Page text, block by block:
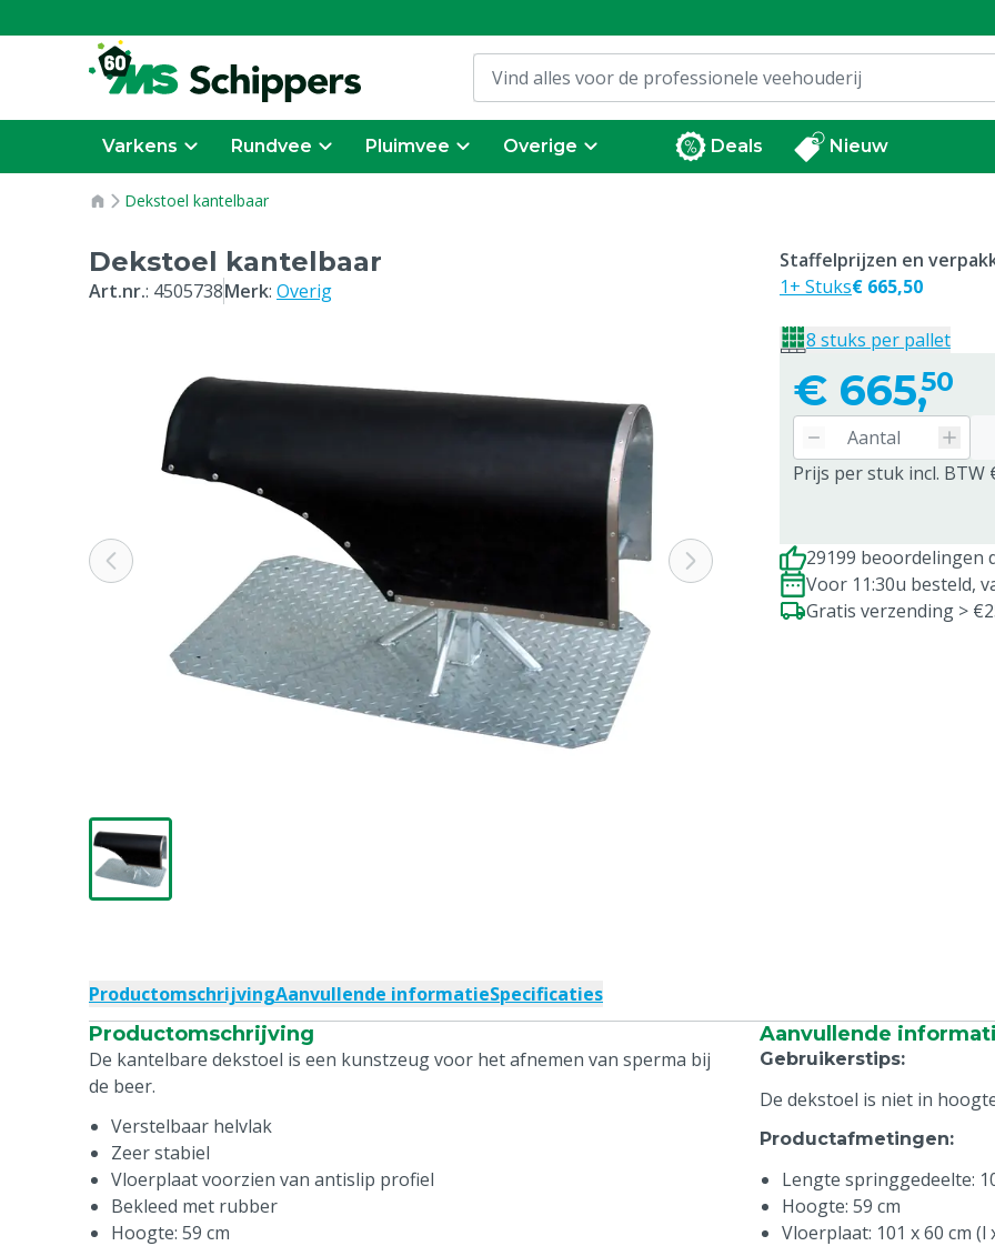
Varkens Rundvee Pluimvee Overige Deals Nieuw
Dekstoel kantelbaar
Dekstoel kantelbaar
Art.nr.: 4505738Merk: Overig
€ 665,50
Prijs per stuk incl. BTW
Staffelprijzen en
1+ Stuks€ 665,50
8 stuks per pallet
29199 beoordelingen
Voor 11:30u besteld,
Gratis verzending >
ProductomschrijvingAanvullende informatieSpecificaties
Productomschrijving
De kantelbare dekstoel is een kunstzeug voor het afnemen van sperma bij
de beer.
Verstelbaar helvlak
Zeer stabiel
Vloerplaat voorzien van antislip profiel
Bekleed met rubber
Hoogte: 59 cm
Aanvullende
Gebruikerstips:
De dekstoel is niet in
Productafmetingen:
Lengte springgedeelte:
Hoogte: 59 cm
Vloerplaat: 101 x 60 cm (l